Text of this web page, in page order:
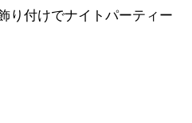
り付けでナイトパーティー